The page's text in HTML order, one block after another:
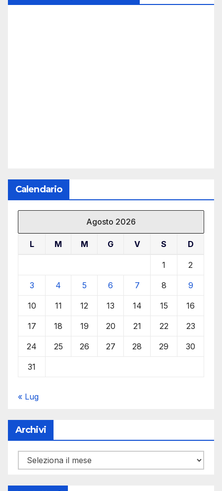
Calendario
Agosto 2026
L M M G V S D
1 2
3 4 5 6 7 8 9
10 11 12 13 14 15 16
17 18 19 20 21 22 23
24 25 26 27 28 29 30
31
« Lug
Archivi
Archivi